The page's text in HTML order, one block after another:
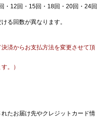
・12回・15回・18回・20回・24回
る回数が異なります。
済からお支払方法を変更させて頂
。）
たお届け先やクレジットカード情